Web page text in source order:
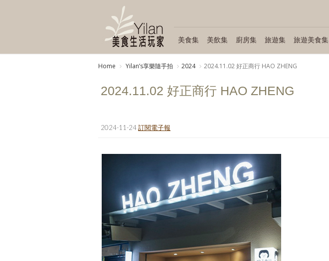
美食集 美飲集 廚房集 旅遊集 旅遊美食集
Home Yilanʼs享樂隨手拍 2024 2024.11.02 好正商行 HAO ZHENG
2024.11.02 好正商行 HAO ZHENG
2024-11-24訂閱電子報